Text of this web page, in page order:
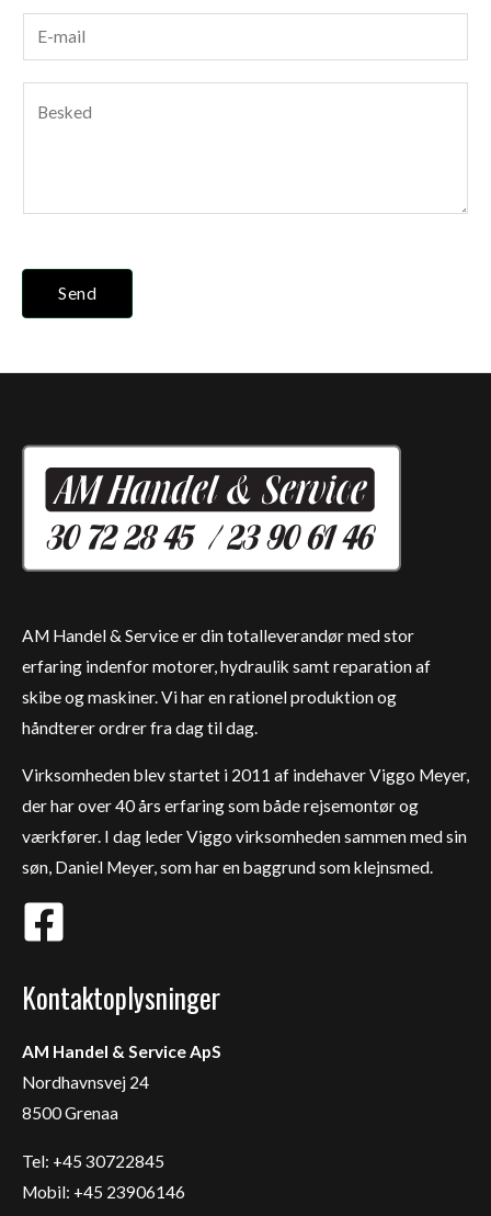
Send
AM Handel & Service er din totalleverandør med stor
erfaring indenfor motorer, hydraulik samt reparation af
skibe og maskiner. Vi har en rationel produktion og
håndterer ordrer fra dag til dag.
Virksomheden blev startet i 2011 af indehaver Viggo Meyer,
der har over 40 års erfaring som både rejsemontør og
værkfører. I dag leder Viggo virksomheden sammen med sin
søn, Daniel Meyer, som har en baggrund som klejnsmed.
Kontaktoplysninger
AM Handel & Service ApS
Nordhavnsvej 24
8500 Grenaa
Tel: +45 30722845
Mobil: +45 23906146